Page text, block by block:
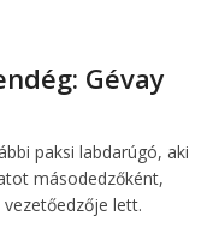
Gévay
paksi labdarúgó, aki
másodedzőként,
lett.